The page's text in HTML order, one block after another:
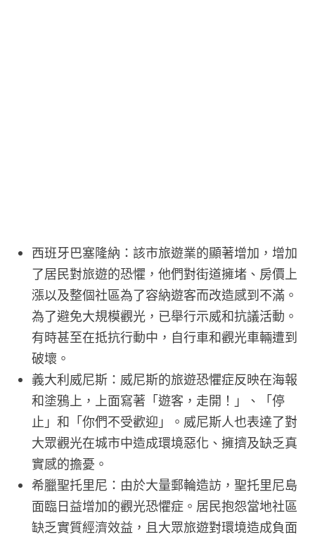
西班牙巴塞隆納：該市旅遊業的顯著增加，增加
了居民對旅遊的恐懼，他們對街道擁堵、房價上
漲以及整個社區為了容納遊客而改造感到不滿。
為了避免大規模觀光，已舉行示威和抗議活動。
有時甚至在抵抗行動中，自行車和觀光車輛遭到
破壞。
義大利威尼斯：威尼斯的旅遊恐懼症反映在海報
和塗鴉上，上面寫著「遊客，走開！」、「停
止」和「你們不受歡迎」。威尼斯人也表達了對
大眾觀光在城市中造成環境惡化、擁擠及缺乏真
實感的擔憂。
希臘聖托里尼：由於大量郵輪造訪，聖托里尼島
面臨日益增加的觀光恐懼症。居民抱怨當地社區
缺乏實質經濟效益，且大眾旅遊對環境造成負面